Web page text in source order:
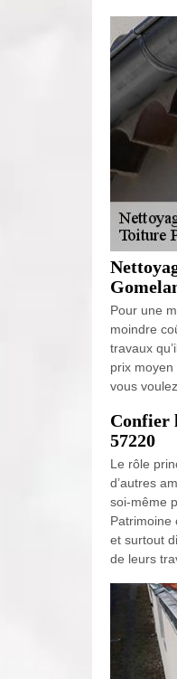
Pour une
moindre
travaux
prix
vous
Confier
57220
Le rôle
d’autres
soi-même
Patrimoine
et surtout
de leurs